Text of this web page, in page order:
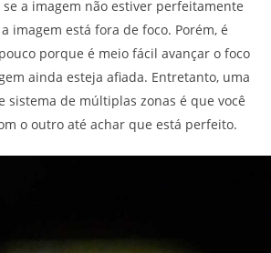
a imagem não estiver perfeitamente
imagem está fora de foco. Porém, é
porque é meio fácil avançar o foco
ainda esteja afiada. Entretanto, uma
sistema de múltiplas zonas é que você
o outro até achar que está perfeito.